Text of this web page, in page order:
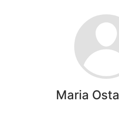
Maria